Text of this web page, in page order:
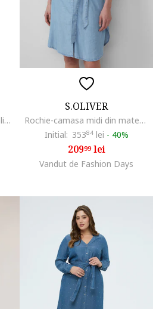
Rochie maxi cu o curea in talie, Albastru inchis
S.OLIVER
Rochie-camasa midi din material Chambray, Albastru glaciar
Initial: 35384lei - 40%
20999lei
Vandut de Fashion Days